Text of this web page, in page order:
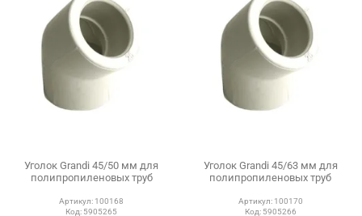
Уголок Grandi 45/50 мм для
полипропиленовых труб
Артикул: 100168
Код: 5905265
Уголок Grandi 45/63 мм для
полипропиленовых труб
Артикул: 100170
Код: 5905266